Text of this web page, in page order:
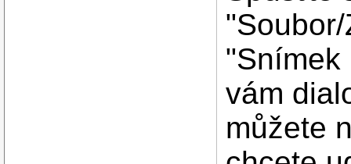
"Snímek
vám
můžete